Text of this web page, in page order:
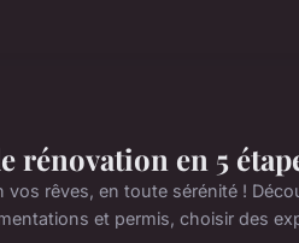
rénovation en 5
rêves, en toute sérénité !
et permis, choisir des